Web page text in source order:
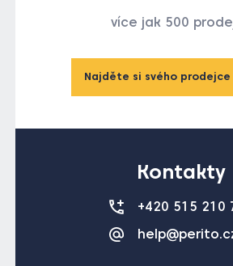
více jak 500
Najděte si svého prodejce
Kontakty
+420 515 210